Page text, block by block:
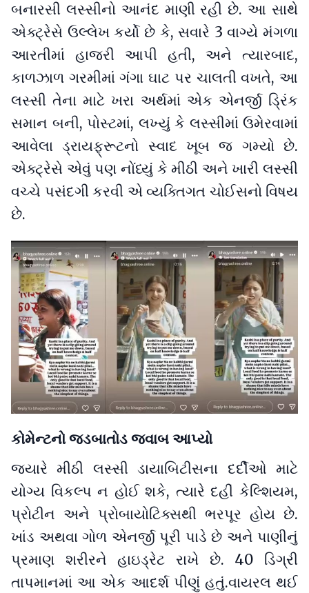
બનારસી લસ્સીનો આનંદ માણી રહી છે. આ સાથે
એક્ટ્રેસે ઉલ્લેખ કર્યો છે કે, સવારે 3 વાગ્યે મંગળા
આરતીમાં હાજરી આપી હતી, અને ત્યારબાદ,
કાળઝાળ ગરમીમાં ગંગા ઘાટ પર ચાલતી વખતે, આ
લસ્સી તેના માટે ખરા અર્થમાં એક એનર્જી ડ્રિંક
સમાન બની, પોસ્ટમાં, લખ્યું કે લસ્સીમાં ઉમેરવામાં
આવેલા ડ્રાયફ્રૂટનો સ્વાદ ખૂબ જ ગમ્યો છે.
એક્ટ્રેસે એવું પણ નોંધ્યું કે મીઠી અને ખારી લસ્સી
વચ્ચે પસંદગી કરવી એ વ્યક્તિગત ચોઈસનો વિષય
છે.
કોમેન્ટનો જડબાતોડ જવાબ આપ્યો
જ્યારે મીઠી લસ્સી ડાયાબિટીસના દર્દીઓ માટે
યોગ્ય વિકલ્પ ન હોઈ શકે, ત્યારે દહીં કેલ્શિયમ,
પ્રોટીન અને પ્રોબાયોટિક્સથી ભરપૂર હોય છે.
ખાંડ અથવા ગોળ એનર્જી પૂરી પાડે છે અને પાણીનું
પ્રમાણ શરીરને હાઇડ્રેટ રાખે છે. 40 ડિગ્રી
તાપમાનમાં આ એક આદર્શ પીણું હતું.વાયરલ થઈ